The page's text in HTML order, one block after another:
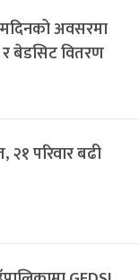
अवसरमा
बेडसिट वितरण
२१ परिवार बढी